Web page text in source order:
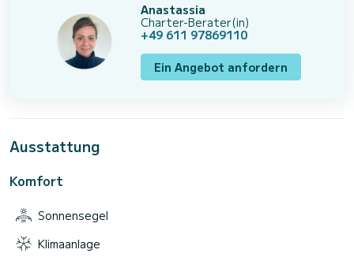
Anastassia
Charter-Berater(in)
+49 611 97869110
Ein Angebot anfordern
Ausstattung
Komfort
Sonnensegel
Klimaanlage